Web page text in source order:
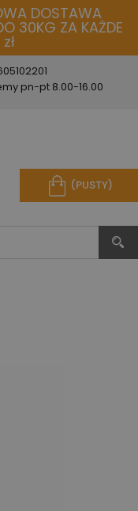
DOSTAWA
30KG ZA KAŻDE
pn-pt 8.00-16.00
(PUSTY)